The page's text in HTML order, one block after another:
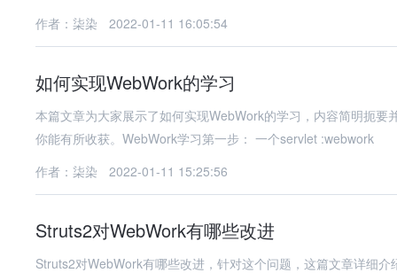
作者：柒染
2022-01-11 16:05:54
如何实现WebWork的学习
本篇文章为大家展示了如何实现WebWork的学习，内容简明扼
你能有所收获。WebWork学习第一步： 一个servlet :webwork
作者：柒染
2022-01-11 15:25:56
Struts2对WebWork有哪些改进
Struts2对WebWork有哪些改进，针对这个问题，这篇文章详细